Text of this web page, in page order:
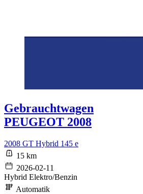
Gebrauchtwagen
PEUGEOT 2008
2008 GT Hybrid 145 e
15 km
2026-02-11
Hybrid Elektro/Benzin
Automatik